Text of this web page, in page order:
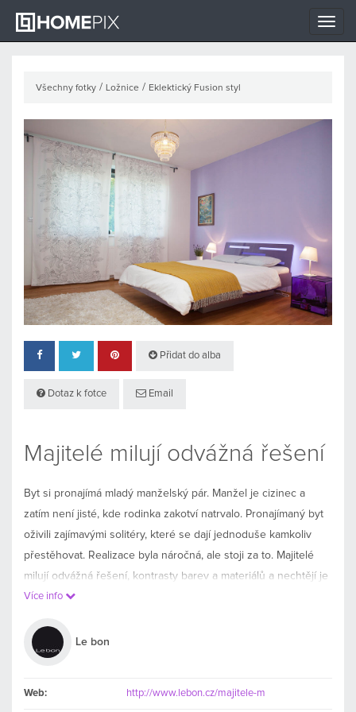
Toggle
Všechny fotky / Ložnice / Eklektický Fusion styl
Přidat do alba
Dotaz k fotce Email
Majitelé milují odvážná řešení
Byt si pronajímá mladý manželský pár. Manžel je cizinec a
zatím není jisté, kde rodinka zakotví natrvalo. Pronajímaný byt
oživili zajímavými solitéry, které se dají jednoduše kamkoliv
přestěhovat. Realizace byla náročná, ale stoji za to. Majitelé
milují odvážná řešení, kontrasty barev a materiálů a nechtějí je
jen obdivovat v zahraničních časopisech, ale být jimi obklopeni
surové železo s výrazným lakem a tradiční dýhou kořenicí,
která se objevuje i na podnoži stolu a skvěle kontrastuje s
nábytku. Stůl má desku z Corianu, která se lehce udržuje a
Více info
Le bon
Web: http://www.lebon.cz/majitele-m